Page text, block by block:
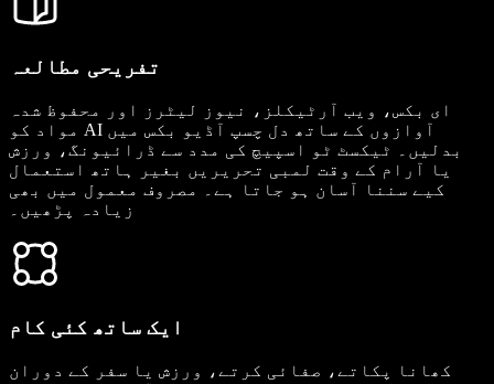
تفریحی مطالعہ
ای بکس، ویب آرٹیکلز، نیوز لیٹرز اور محفوظ شدہ
مواد کو AI آوازوں کے ساتھ دل چسپ آڈیو بکس میں
بدلیں۔ ٹیکسٹ ٹو اسپیچ کی مدد سے ڈرائیونگ، ورزش
یا آرام کے وقت لمبی تحریریں بغیر ہاتھ استعمال
کیے سننا آسان ہو جاتا ہے۔ مصروف معمول میں بھی
زیادہ پڑھیں۔
ایک ساتھ کئی کام
کھانا پکاتے، صفائی کرتے، ورزش یا سفر کے دوران